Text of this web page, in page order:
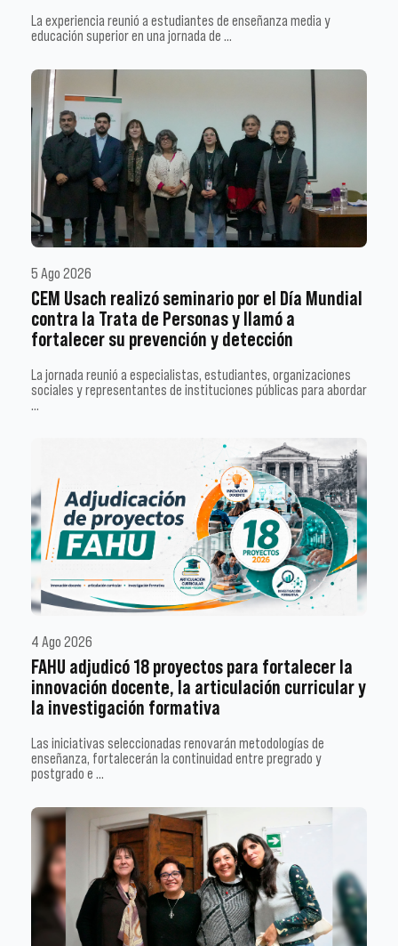
La experiencia reunió a estudiantes de enseñanza media y
educación superior en una jornada de …
5 Ago 2026
CEM Usach realizó seminario por el Día Mundial
contra la Trata de Personas y llamó a
fortalecer su prevención y detección
La jornada reunió a especialistas, estudiantes, organizaciones
sociales y representantes de instituciones públicas para abordar
4 Ago 2026
FAHU adjudicó 18 proyectos para fortalecer la
innovación docente, la articulación curricular y
la investigación formativa
Las iniciativas seleccionadas renovarán metodologías de
enseñanza, fortalecerán la continuidad entre pregrado y
postgrado e …